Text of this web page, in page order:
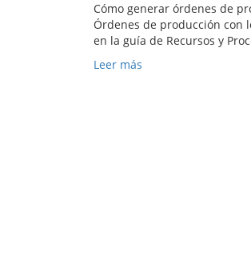
Cómo generar órdenes de
Órdenes de producción con
en la guía de Recursos y
Leer más